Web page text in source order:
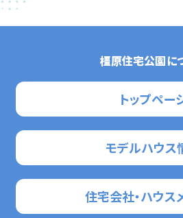
橿原住宅公園に
トップペー
モデルハウス
住宅会社・ハウス